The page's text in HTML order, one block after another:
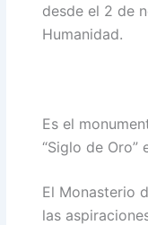
desde el 2 de
Humanidad.
Es el
“Siglo de Oro”
El Monasterio
las